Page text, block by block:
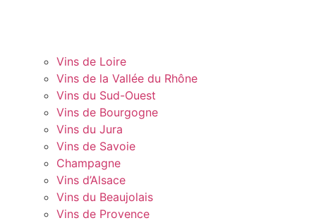
Vins de Loire
Vins de la Vallée du Rhône
Vins du Sud-Ouest
Vins de Bourgogne
Vins du Jura
Vins de Savoie
Champagne
Vins d’Alsace
Vins du Beaujolais
Vins de Provence